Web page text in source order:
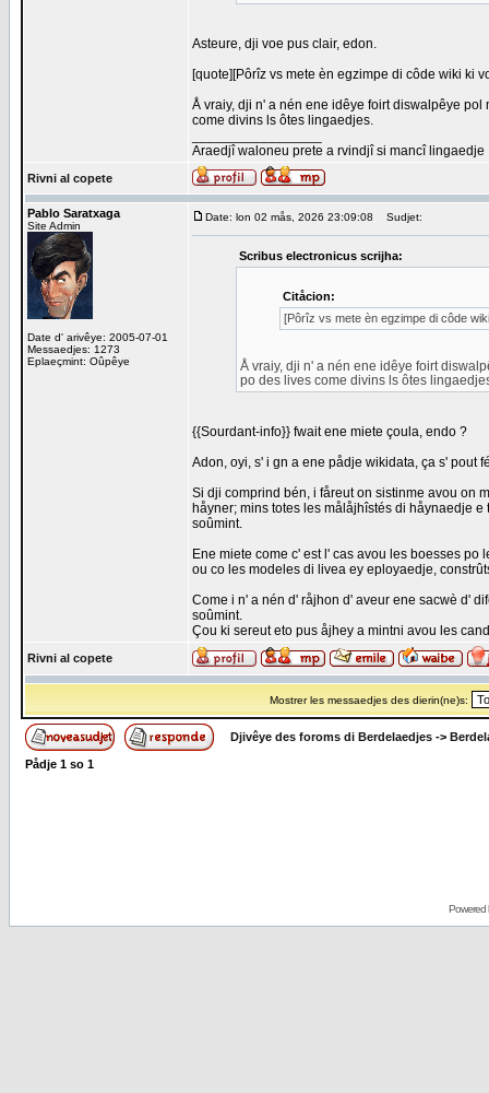
Asteure, dji voe pus clair, edon.
[quote][Pôrîz vs mete èn egzimpe di côde wiki ki
Å vraiy, dji n' a nén ene idêye foirt diswalpêye
come divins ls ôtes lingaedjes.
Araedjî waloneu prete a rvindjî si mancî lingaedje
Rivni al copete
Pablo Saratxaga
Site Admin
Date d' arivêye: 2005-07-01
Messaedjes: 1273
Eplaeçmint: Oûpêye
Date: lon 02 mås, 2026 23:09:08 Sudjet:
Scribus electronicus scrijha:
Citåcion:
[Pôrîz vs mete èn egzimpe di côde
Å vraiy, dji n' a nén ene idêye foirt
po des lives come divins ls ôtes
{{Sourdant-info}} fwait ene miete çoula, endo ?
Adon, oyi, s' i gn a ene pådje wikidata, ça s' pout
Si dji comprind bén, i fåreut on sistinme avou on
håyner; mins totes les målåjhîstés di håynaedje
soûmint.
Ene miete come c' est l' cas avou les boesses po
ou co les modeles di livea ey eployaedje,
Come i n' a nén d' råjhon d' aveur ene sacwè d'
soûmint.
Çou ki sereut eto pus åjhey a mintni avou les
Rivni al copete
Mostrer les messaedjes des dierin(ne)s:
Djivêye des foroms di Berdelaedjes ->
Pådje 1 so 1
Powered